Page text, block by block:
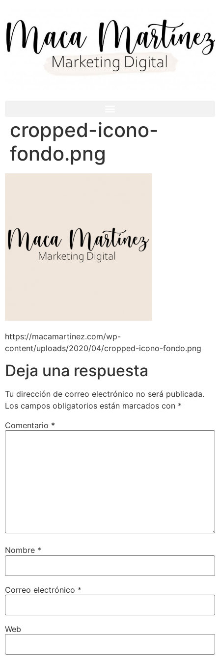
cropped-icono-
fondo.png
https://macamartinez.com/wp-
content/uploads/2020/04/cropped-icono-fondo.png
Deja una respuesta
Tu dirección de correo electrónico no será publicada.
Los campos obligatorios están marcados con *
Comentario *
Nombre *
Correo electrónico *
Web